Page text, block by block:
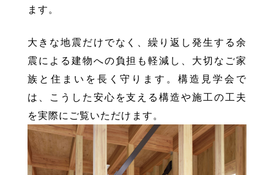
ます。
大きな地震だけでなく、繰り返し発生する余
震による建物への負担も軽減し、大切なご家
族と住まいを長く守ります。構造見学会で
は、こうした安心を支える構造や施工の工夫
を実際にご覧いただけます。